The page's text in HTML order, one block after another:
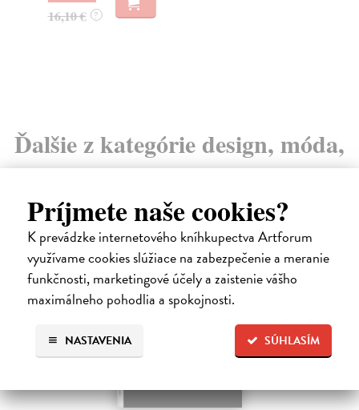
Príjmete naše cookies?
K prevádzke internetového kníhkupectva Artforum
využívame cookies slúžiace na zabezpečenie a meranie
funkčnosti, marketingové účely a zaistenie vášho
maximálneho pohodlia a spokojnosti.
SÚHLASÍM
NASTAVENIA
16,10 € ?
Ďalšie z kategórie design, móda,
antiq a iné